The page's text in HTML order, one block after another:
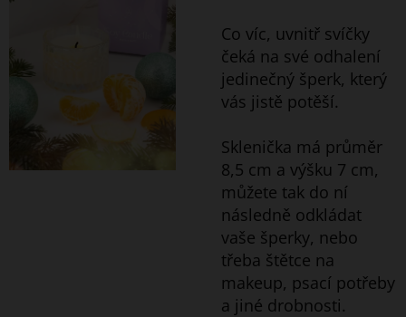
Co víc, uvnitř svíčky
čeká na své odhalení
jedinečný šperk, který
vás jistě potěší.
Sklenička má průměr
8,5 cm a výšku 7 cm,
můžete tak do ní
následně odkládat
vaše šperky, nebo
třeba štětce na
makeup, psací potřeby
a jiné drobnosti.